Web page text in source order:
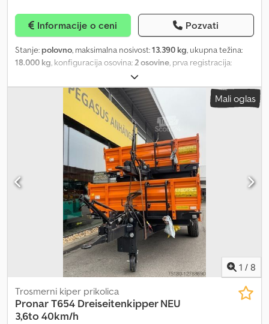
Informacije o ceni Pozvati
Stanje: polovno, maksimalna nosivost:13.390 kg, ukupna težina:
18.000 kg, konfiguracija osovina:2 osovine, prva registracija:
, sledeća inspekcija (TÜV):
trostrani kiper u dobrom stanju ---- Tehničke specifikacije: Opšte:
* Dozvoljeno opterećenje prednje osovine: 9.000 kg * Dozvoljeno
opterećenje zadnje osovine: 9.000 kg Kabina: * Frižider: Ne Motor:
* AdBlue: Da Menjač: * Retarder: Ne Šasija: * Vešanje: vazdušno
vešanje * Aluminijumske felne: Ne * Podizna osovina: Ne *
Upravljačka osovina: Ne * Dozvoljeno opterećenje po osovini:
9.000 kg Sedlo: * Snižena tačka za prikolicu: Ne Dokumentacija: *
Neto masa: 4.600 kg * Tehnički pregled važi do: 10/2026 Dcedpfx
Agsy Rwpwjlek
Mali oglas
1 / 8
Trosmerni kiper prikolica
PronarT654 Dreiseitenkipper NEU
3,6to 40km/h